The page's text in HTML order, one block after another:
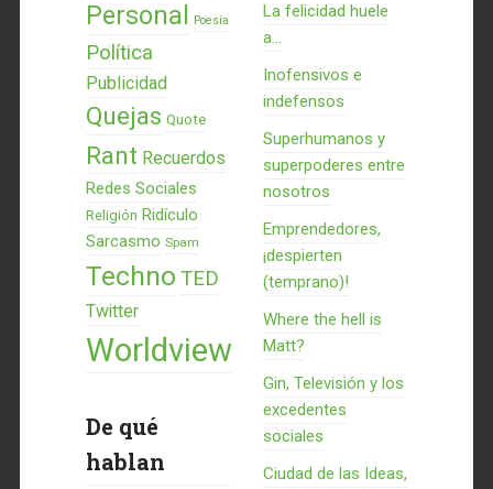
Personal Poesía
Política
Publicidad
Quejas Quote
Rant Recuerdos
Redes Sociales
Religión Ridículo
Sarcasmo Spam
Techno TED
Twitter
Worldview
De qué
hablan
La felicidad huele
a...
Inofensivos e
indefensos
Superhumanos y
superpoderes entre
nosotros
Emprendedores,
¡despierten
(temprano)!
Where the hell is
Matt?
Gin, Televisión y los
excedentes
sociales
Ciudad de las Ideas,